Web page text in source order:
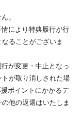
。
により特典履行が行
ることがございま
が変更・中止となっ
が取り消しされた場
ポイントにかかるデ
他の返還はいたしま